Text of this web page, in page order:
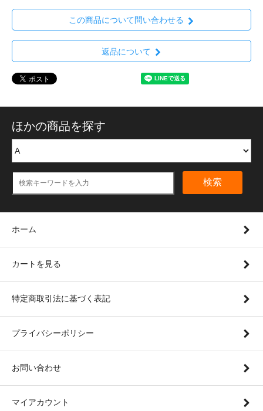
この商品について問い合わせる
返品について
ほかの商品を探す
検索
ホーム
カートを見る
特定商取引法に基づく表記
プライバシーポリシー
お問い合わせ
マイアカウント